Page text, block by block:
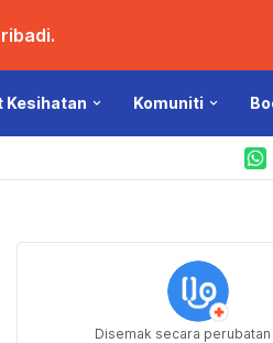
Kesihatan Komuniti
Disemak secara perubatan